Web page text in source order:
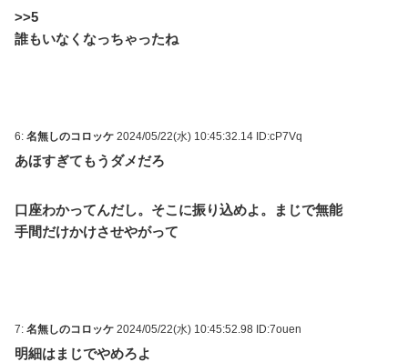
>>5
誰もいなくなっちゃったね
6: 名無しのコロッケ 2024/05/22(水) 10:45:32.14 ID:cP7Vq
あほすぎてもうダメだろ
口座わかってんだし。そこに振り込めよ。まじで無能
手間だけかけさせやがって
7: 名無しのコロッケ 2024/05/22(水) 10:45:52.98 ID:7ouen
明細はまじでやめろよ